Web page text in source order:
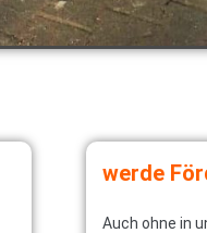
werde
Auch ohne in